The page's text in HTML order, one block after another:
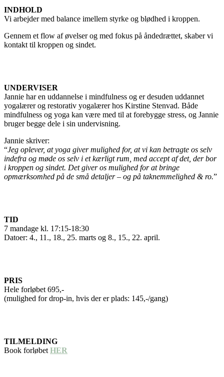
INDHOLD
Vi arbejder med balance imellem styrke og blødhed i kroppen.
Gennem et flow af øvelser og med fokus på åndedrættet, skaber vi
kontakt til kroppen og sindet.
UNDERVISER
Jannie har en uddannelse i mindfulness og er desuden uddannet
yogalærer og restorativ yogalærer hos Kirstine Stenvad. Både
mindfulness og yoga kan være med til at forebygge stress, og Jannie
bruger begge dele i sin undervisning.
Jannie skriver:
“Jeg oplever, at yoga giver mulighed for, at vi kan betragte os selv
indefra og møde os selv i et kærligt rum, med accept af det, der bor
i kroppen og sindet. Det giver os mulighed for at bringe
opmærksomhed på de små detaljer – og på taknemmelighed & ro.”
TID
7 mandage kl. 17:15-18:30
Datoer: 4., 11., 18., 25. marts og 8., 15., 22. april.
PRIS
Hele forløbet 695,-
(mulighed for drop-in, hvis der er plads: 145,-/gang)
TILMELDING
Book forløbet HER